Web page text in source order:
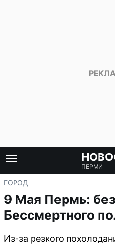
ПЕРМИ
ГОРОД
9 Мая Пермь:
Бессмертного
Из-за резкого